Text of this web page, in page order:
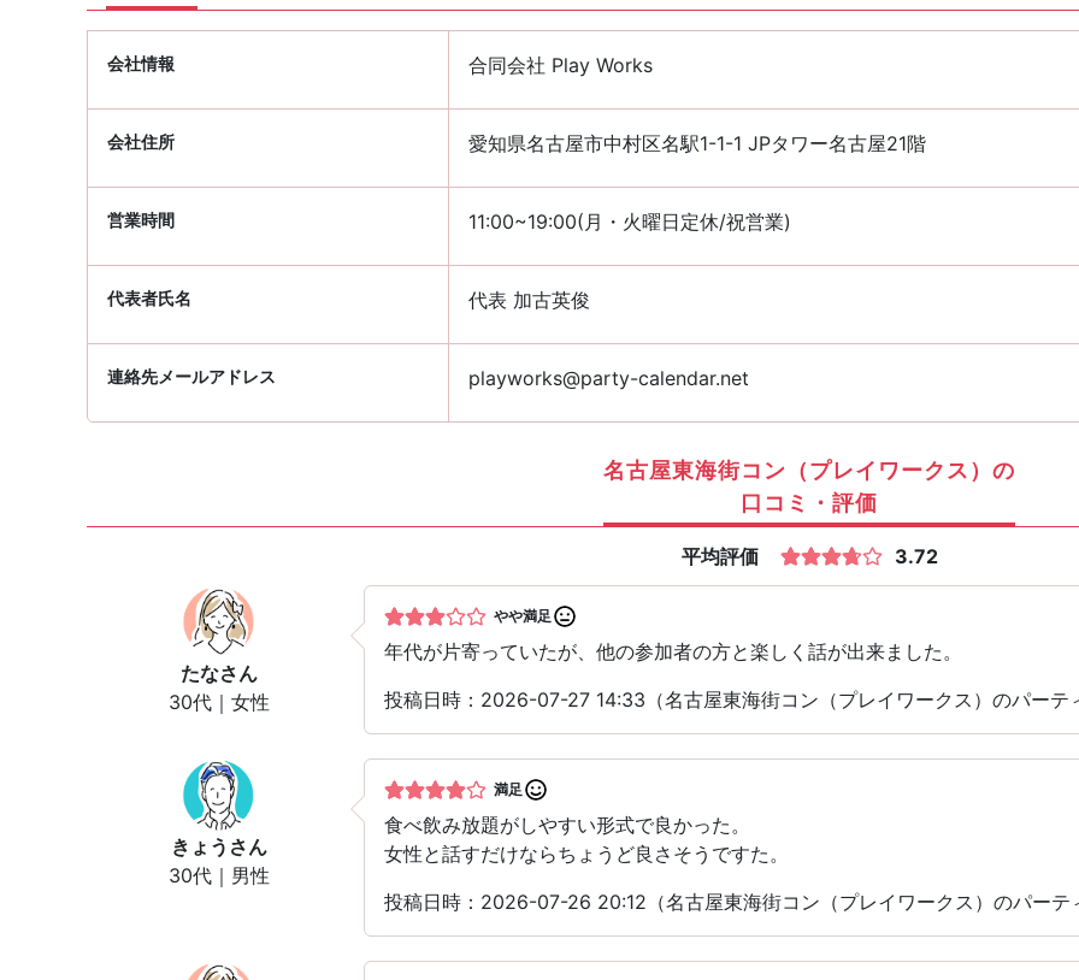
会社情報 合同会社 Play Works
会社住所 愛知県名古屋市中村区名駅1-1-1 JPタワー名古屋21階
営業時間 11:00~19:00(月・火曜日定休/祝営業)
代表者氏名 代表 加古英俊
連絡先メールアドレス playworks@party-calendar.net
名古屋東海街コン（プレイワークス）の
口コミ・評価
平均評価 3.72
たなさん
30代｜女性
やや満足
年代が片寄っていたが、他の参加者の方と楽しく話が出来ました。
投稿日時：2026-07-27 14:33（名古屋東海街コン（プレイワークス）のパーテ
きょう さん
30代｜男性
満足
食べ飲み放題がしやすい形式で良かった。
女性と話すだけならちょうど良さそうですた。
投稿日時：2026-07-26 20:12（名古屋東海街コン（プレイワークス）のパーテ